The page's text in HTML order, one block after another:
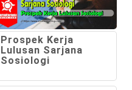
Prospek Kerja
Lulusan Sarjana
Sosiologi